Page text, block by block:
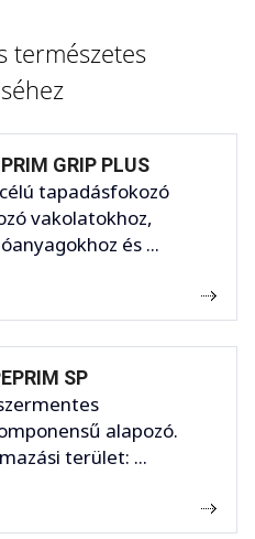
természetes
GRIP PLUS
tapadásfokozó
vakolatokhoz,
és ...
SP
alapozó.
terület: ...